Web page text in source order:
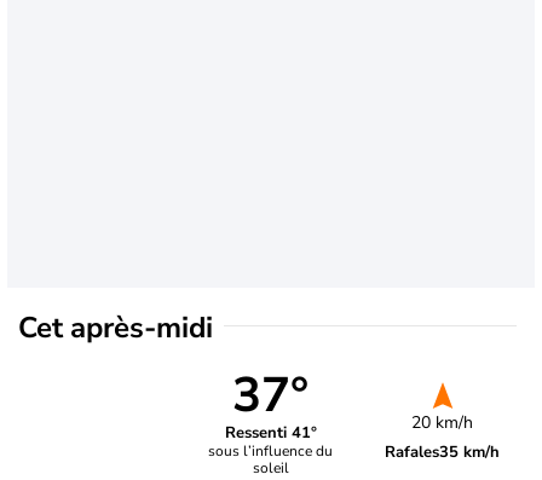
Cet après-midi
37°
Ressenti 41°
sous l’influence du
soleil
20 km/h
Rafales35 km/h